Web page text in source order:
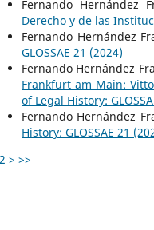
Fernando Hernández
Derecho y de las
Fernando Hernández
GLOSSAE 21 (2024)
Fernando Hernández
Frankfurt am Main:
of Legal History:
Fernando Hernández
History: GLOSSAE 21
2 > >>